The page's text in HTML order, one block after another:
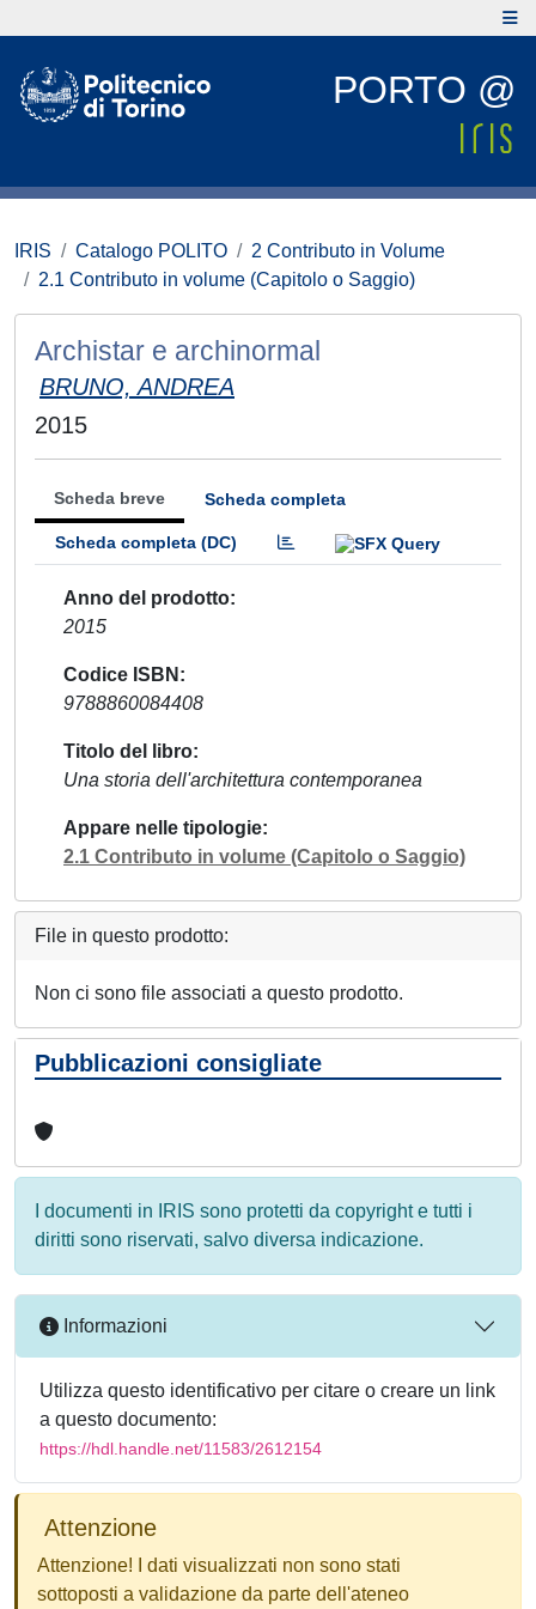
PORTO @
IRIS Catalogo POLITO
2 Contributo in Volume
2.1 Contributo in volume (Capitolo o Saggio)
Archistar e archinormal
BRUNO, ANDREA
2015
Scheda breve Scheda completa
Scheda completa (DC)
Anno del prodotto
2015
Codice ISBN
9788860084408
Titolo del libro
Una storia dell'architettura contemporanea
Appare nelle tipologie
2.1 Contributo in volume (Capitolo o Saggio)
File in questo prodotto:
Non ci sono file associati a questo prodotto.
Pubblicazioni consigliate
I documenti in IRIS sono protetti da copyright e tutti i
diritti sono riservati, salvo diversa indicazione.
Informazioni
Utilizza questo identificativo per citare o creare un link
a questo documento:
https://hdl.handle.net/11583/2612154
Attenzione
Attenzione! I dati visualizzati non sono stati
sottoposti a validazione da parte dell'ateneo